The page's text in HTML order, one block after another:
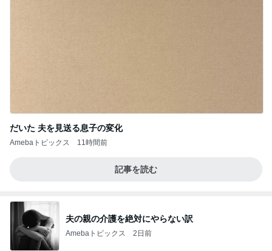
だいた 夫を見送る息子の変化
Amebaトピックス 11時間前
記事を読む
夫の親の介護を絶対にやらない訳
Amebaトピックス 2日前